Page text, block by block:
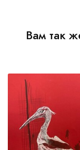
Вам так